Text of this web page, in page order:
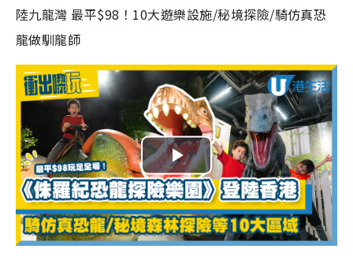
陸九龍灣 最平$98！10大遊樂設施/秘境探險/騎仿真恐
龍做馴龍師
P
l
a